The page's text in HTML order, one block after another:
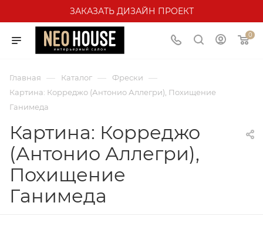
ЗАКАЗАТЬ ДИЗАЙН ПРОЕКТ
0
Главная — Каталог — Фрески —
Картина: Корреджо (Антонио Аллегри), Похищение
Ганимеда
Картина: Корреджо
(Антонио Аллегри),
Похищение
Ганимеда